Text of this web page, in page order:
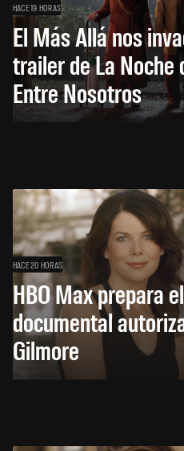
HACE 19 HORAS
El Más Allá nos
trailer de La Noche
Entre Nosotros
HACE 20 HORAS
HBO Max prepara
documental
Gilmore